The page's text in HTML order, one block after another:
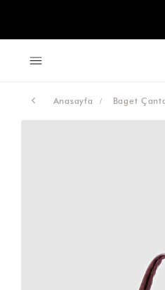
Anasayfa Baget